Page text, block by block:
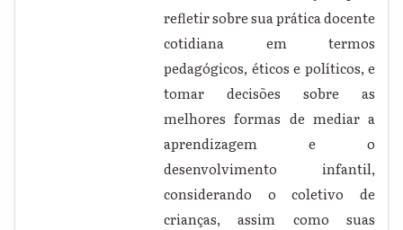
refletir sobre sua prática docente
cotidiana em termos
pedagógicos, éticos e políticos, e
tomar decisões sobre as
melhores formas de mediar a
aprendizagem e o
desenvolvimento infantil,
considerando o coletivo de
crianças, assim como suas